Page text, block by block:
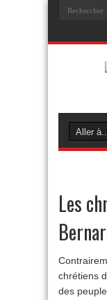
Les
chrétiens
des